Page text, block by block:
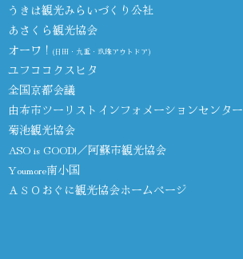
うきは観光みらいづくり公社
あさくら観光協会
オーワ！ (日田・九重・玖珠アウトドア)
ユフココクスヒタ
全国京都会議
由布市ツーリストインフォメーションセンター
菊池観光協会
ASO is GOOD!／阿蘇市観光協会
Youmore南小国
ＡＳＯおぐに観光協会ホームページ